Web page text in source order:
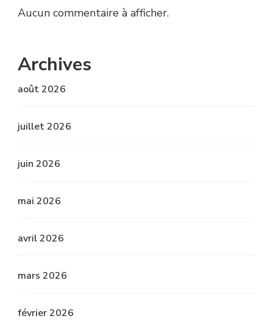
Aucun commentaire à afficher.
Archives
août 2026
juillet 2026
juin 2026
mai 2026
avril 2026
mars 2026
février 2026